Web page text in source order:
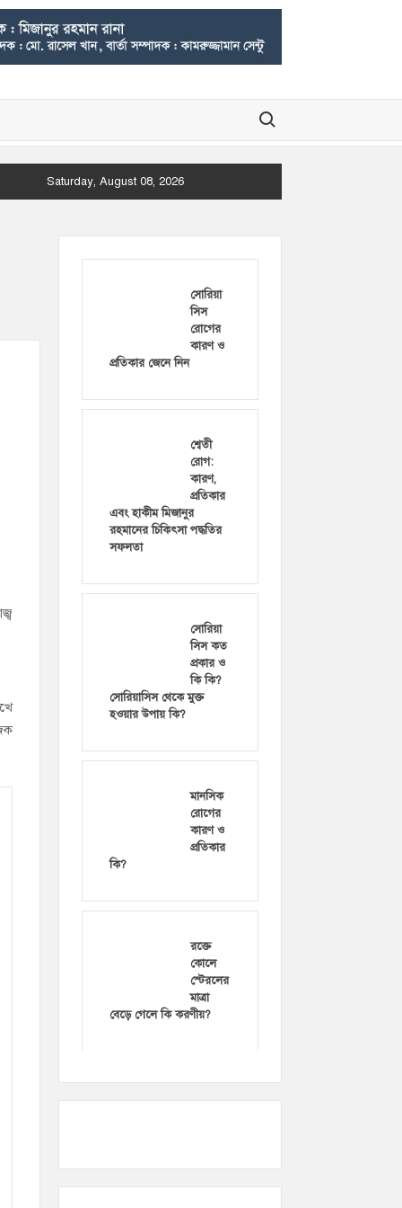
Search for:
Saturday, August 08, 2026
সোরিয়া
সিস
রোগের
কারণ ও
প্রতিকার জেনে নিন
শ্বেতী
রোগ:
কারণ,
প্রতিকার
এবং হাকীম মিজানুর
রহমানের চিকিৎসা পদ্ধতির
সফলতা
সোরিয়া
সিস কত
প্রকার ও
কি কি?
সোরিয়াসিস থেকে মুক্ত
হওয়ার উপায় কি?
মানসিক
রোগের
কারণ ও
প্রতিকার
কি?
রক্তে
কোলে
স্টেরলের
মাত্রা
বেড়ে গেলে কি করণীয়?